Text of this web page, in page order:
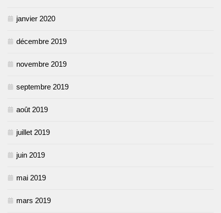
janvier 2020
décembre 2019
novembre 2019
septembre 2019
août 2019
juillet 2019
juin 2019
mai 2019
mars 2019